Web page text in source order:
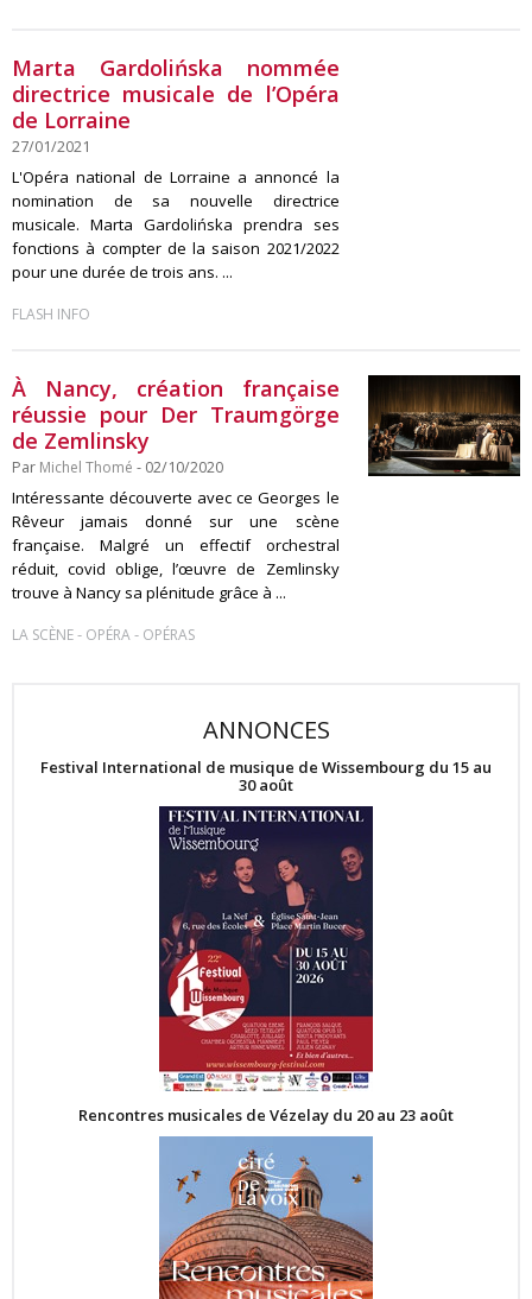
Marta Gardolińska nommée
directrice musicale de l’Opéra
de Lorraine
27/01/2021
L'Opéra national de Lorraine a annoncé la
nomination de sa nouvelle directrice
musicale. Marta Gardolińska prendra ses
fonctions à compter de la saison 2021/2022
pour une durée de trois ans. ...
FLASH INFO
À Nancy, création française
réussie pour Der Traumgörge
de Zemlinsky
Par Michel Thomé - 02/10/2020
Intéressante découverte avec ce Georges le
Rêveur jamais donné sur une scène
française. Malgré un effectif orchestral
réduit, covid oblige, l’œuvre de Zemlinsky
trouve à Nancy sa plénitude grâce à ...
LA SCÈNE- OPÉRA- OPÉRAS
ANNONCES
Festival International de musique de Wissembourg du 15 au
30 août
Rencontres musicales de Vézelay du 20 au 23 août